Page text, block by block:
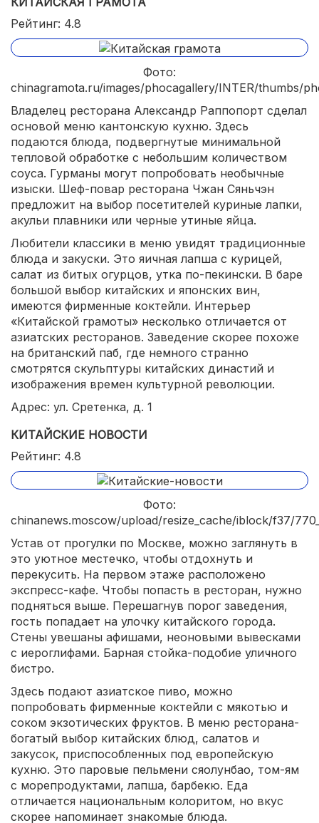
Рейтинг: 4.8
Фото:
chinagramota.ru/images/phocagallery/INTER/thumbs/
Владелец ресторана Александр Раппопорт сделал
основой меню кантонскую кухню. Здесь
подаются блюда, подвергнутые минимальной
тепловой обработке с небольшим количеством
соуса. Гурманы могут попробовать необычные
изыски. Шеф-повар ресторана Чжан Сяньчэн
предложит на выбор посетителей куриные лапки,
акульи плавники или черные утиные яйца.
Любители классики в меню увидят традиционные
блюда и закуски. Это яичная лапша с курицей,
салат из битых огурцов, утка по-пекински. В баре
большой выбор китайских и японских вин,
имеются фирменные коктейли. Интерьер
«Китайской грамоты» несколько отличается от
азиатских ресторанов. Заведение скорее похоже
на британский паб, где немного странно
смотрятся скульптуры китайских династий и
изображения времен культурной революции.
Адрес: ул. Сретенка, д. 1
КИТАЙСКИЕ НОВОСТИ
Рейтинг: 4.8
Фото:
chinanews.moscow/upload/resize_cache/iblock/f37/
Устав от прогулки по Москве, можно заглянуть в
это уютное местечко, чтобы отдохнуть и
перекусить. На первом этаже расположено
экспресс-кафе. Чтобы попасть в ресторан, нужно
подняться выше. Перешагнув порог заведения,
гость попадает на улочку китайского города.
Стены увешаны афишами, неоновыми вывесками
с иероглифами. Барная стойка-подобие уличного
бистро.
Здесь подают азиатское пиво, можно
попробовать фирменные коктейли с мякотью и
соком экзотических фруктов. В меню ресторана-
богатый выбор китайских блюд, салатов и
закусок, приспособленных под европейскую
кухню. Это паровые пельмени сяолунбао, том-ям
с морепродуктами, лапша, барбекю. Еда
отличается национальным колоритом, но вкус
скорее напоминает знакомые блюда.